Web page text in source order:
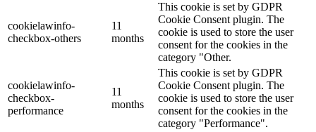
cookielawinfo-
checkbox-others
11
months
This cookie is set by GDPR
Cookie Consent plugin. The
cookie is used to store the user
consent for the cookies in the
category "Other.
cookielawinfo-
checkbox-
performance
11
months
This cookie is set by GDPR
Cookie Consent plugin. The
cookie is used to store the user
consent for the cookies in the
category "Performance".